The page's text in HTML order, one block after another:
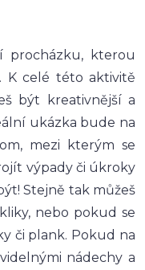
procházku, kterou
K celé této aktivitě
být kreativnější a
ukázka bude na
mezi kterým se
výpady či úkroky
Stejně tak můžeš
nebo pokud se
či plank. Pokud na
nádechy a